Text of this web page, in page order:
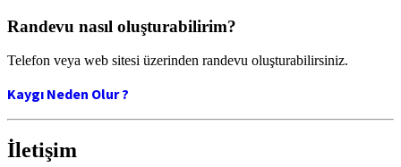
Randevu nasıl oluşturabilirim?
Telefon veya web sitesi üzerinden randevu oluşturabilirsiniz.
Kaygı Neden Olur ?
İletişim